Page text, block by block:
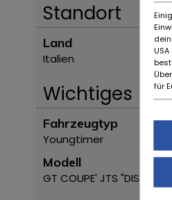
Standort
Land
Italien
Wichtiges
Fahrzeugtyp
Youngtimer
Modell
GT COUPE' JTS
für